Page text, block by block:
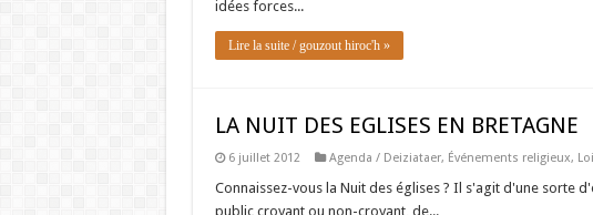
idées forces...
Lire la suite / gouzout hiroc'h »
LA NUIT DES EGLISES EN BRETAGNE
6 juillet 2012 Agenda / Deiziataer, Événements religieux,
Connaissez-vous la Nuit des églises ? Il s'agit d'une sorte
public croyant ou non-croyant, de...